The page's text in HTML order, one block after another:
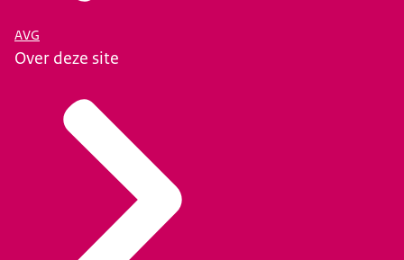
AVG
Over deze site